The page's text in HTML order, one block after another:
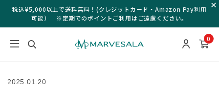
税込¥5,000以上で送料無料！(クレジットカード・Amazon Pay利用
可能） ※定期でのポイントご利用はご遠慮ください。
0
2025.01.20